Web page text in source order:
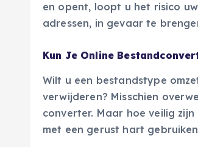
en opent, loopt u het risico
adressen, in gevaar te
Kun Je Online
Wilt u een bestandstype
verwijderen? Misschien
converter. Maar hoe veilig
met een gerust hart